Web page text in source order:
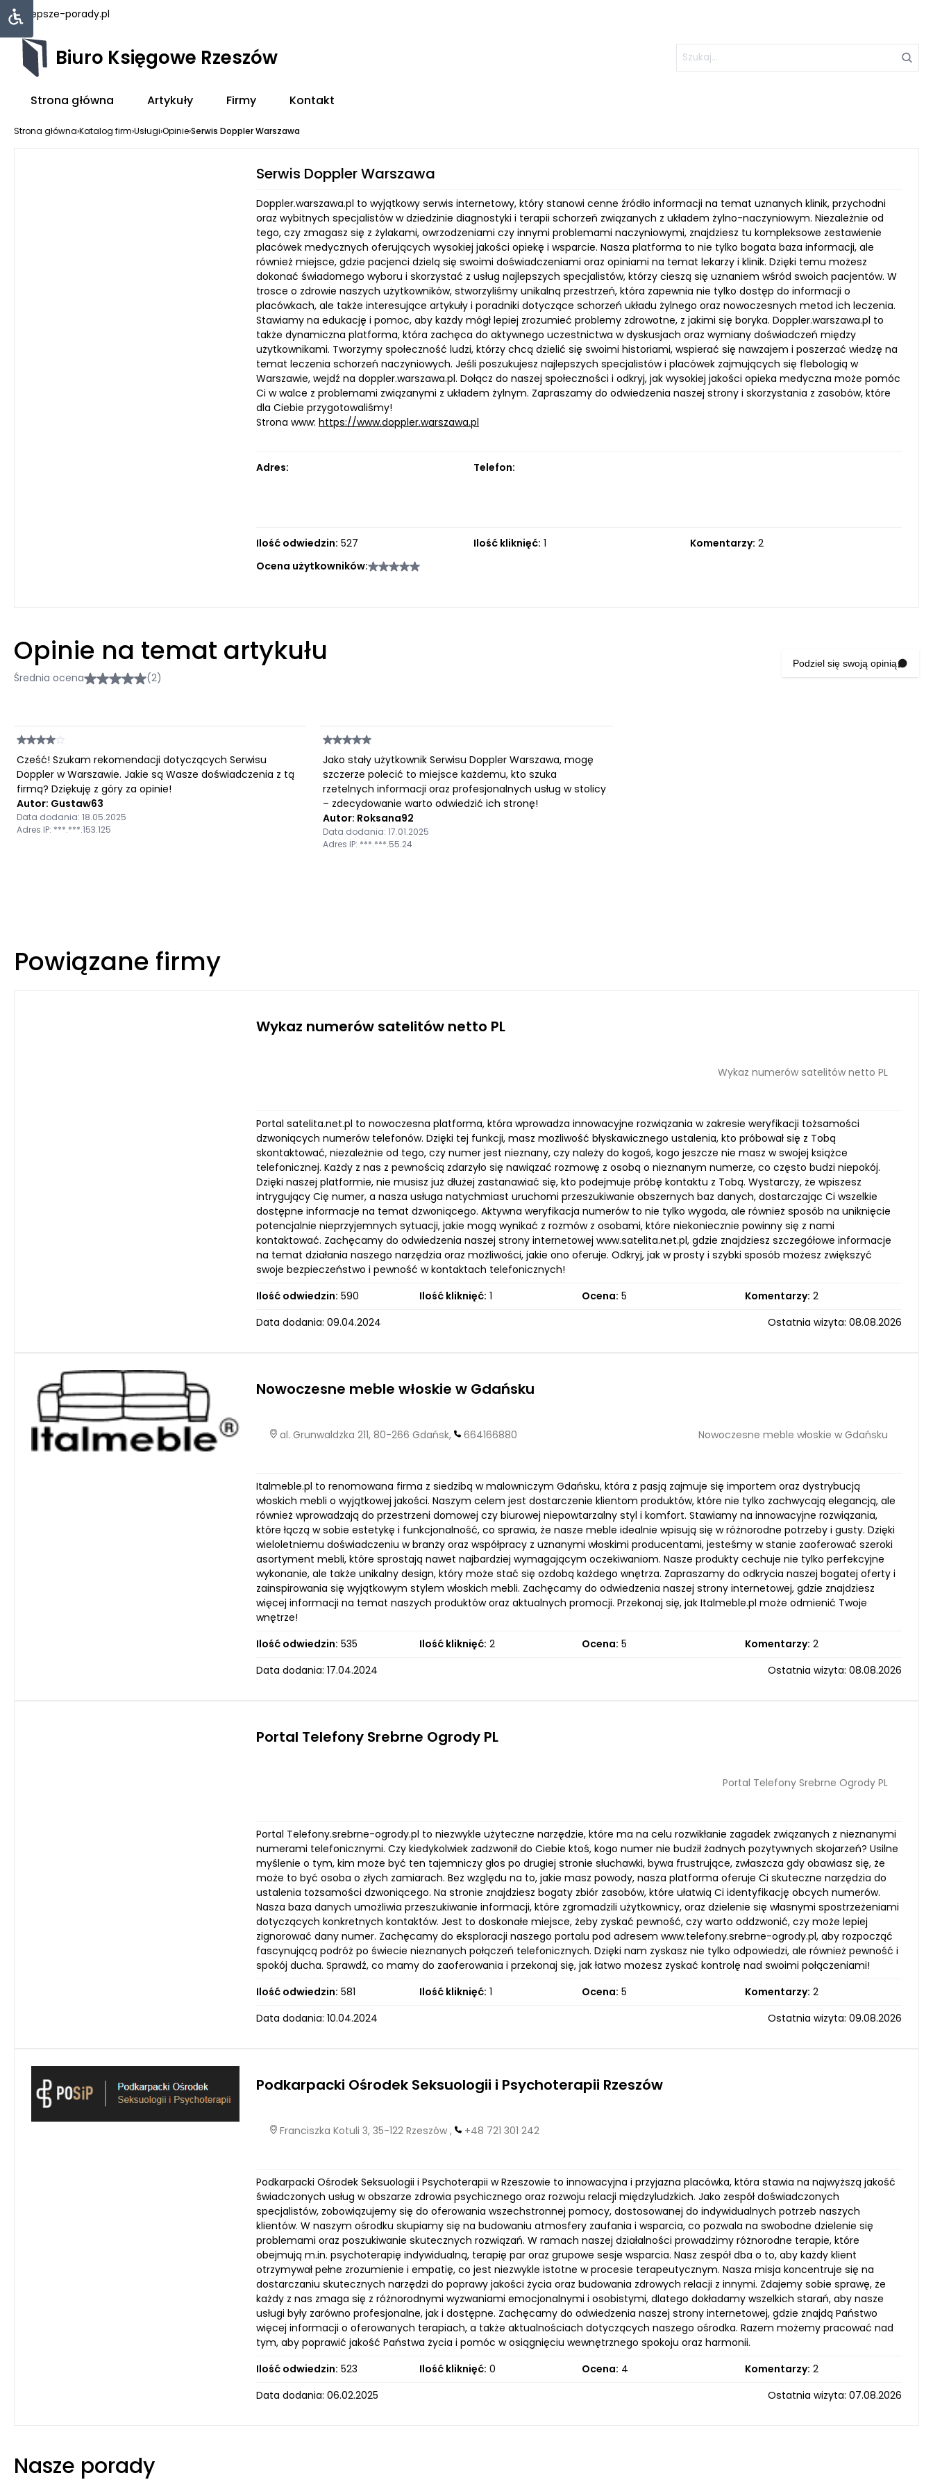
najlepsze-porady.pl
Biuro Księgowe Rzeszów
Strona główna Artykuły Firmy Kontakt
Strona główna›Katalog firm›Usługi›Opinie›Serwis Doppler Warszawa
Serwis Doppler Warszawa
Doppler.warszawa.pl to wyjątkowy serwis internetowy, który stanowi cenne źródło informacji na temat uznanych klinik, przychodni
oraz wybitnych specjalistów w dziedzinie diagnostyki i terapii schorzeń związanych z układem żylno-naczyniowym. Niezależnie od
tego, czy zmagasz się z żylakami, owrzodzeniami czy innymi problemami naczyniowymi, znajdziesz tu kompleksowe zestawienie
placówek medycznych oferujących wysokiej jakości opiekę i wsparcie. Nasza platforma to nie tylko bogata baza informacji, ale
również miejsce, gdzie pacjenci dzielą się swoimi doświadczeniami oraz opiniami na temat lekarzy i klinik. Dzięki temu możesz
dokonać świadomego wyboru i skorzystać z usług najlepszych specjalistów, którzy cieszą się uznaniem wśród swoich pacjentów. W
trosce o zdrowie naszych użytkowników, stworzyliśmy unikalną przestrzeń, która zapewnia nie tylko dostęp do informacji o
placówkach, ale także interesujące artykuły i poradniki dotyczące schorzeń układu żylnego oraz nowoczesnych metod ich leczenia.
Stawiamy na edukację i pomoc, aby każdy mógł lepiej zrozumieć problemy zdrowotne, z jakimi się boryka. Doppler.warszawa.pl to
także dynamiczna platforma, która zachęca do aktywnego uczestnictwa w dyskusjach oraz wymiany doświadczeń między
użytkownikami. Tworzymy społeczność ludzi, którzy chcą dzielić się swoimi historiami, wspierać się nawzajem i poszerzać wiedzę na
temat leczenia schorzeń naczyniowych. Jeśli poszukujesz najlepszych specjalistów i placówek zajmujących się flebologią w
Warszawie, wejdź na doppler.warszawa.pl. Dołącz do naszej społeczności i odkryj, jak wysokiej jakości opieka medyczna może pomóc
Ci w walce z problemami związanymi z układem żylnym. Zapraszamy do odwiedzenia naszej strony i skorzystania z zasobów, które
dla Ciebie przygotowaliśmy!
Strona www: https://www.doppler.warszawa.pl
Adres: Telefon:
Ilość odwiedzin: 527 Ilość kliknięć: 1 Komentarzy: 2
Ocena użytkowników:
Opinie na temat artykułu
Średnia ocena (2)
Podziel się swoją opinią
Cześć! Szukam rekomendacji dotyczących Serwisu
Doppler w Warszawie. Jakie są Wasze doświadczenia z tą
firmą? Dziękuję z góry za opinie!
Autor: Gustaw63
Data dodania: 18.05.2025
Adres IP: ***.***.153.125
Jako stały użytkownik Serwisu Doppler Warszawa, mogę
szczerze polecić to miejsce każdemu, kto szuka
rzetelnych informacji oraz profesjonalnych usług w stolicy
– zdecydowanie warto odwiedzić ich stronę!
Autor: Roksana92
Data dodania: 17.01.2025
Adres IP: ***.***.55.24
Powiązane firmy
Wykaz numerów satelitów netto PL
Wykaz numerów satelitów netto PL
Portal satelita.net.pl to nowoczesna platforma, która wprowadza innowacyjne rozwiązania w zakresie weryfikacji tożsamości
dzwoniących numerów telefonów. Dzięki tej funkcji, masz możliwość błyskawicznego ustalenia, kto próbował się z Tobą
skontaktować, niezależnie od tego, czy numer jest nieznany, czy należy do kogoś, kogo jeszcze nie masz w swojej książce
telefonicznej. Każdy z nas z pewnością zdarzyło się nawiązać rozmowę z osobą o nieznanym numerze, co często budzi niepokój.
Dzięki naszej platformie, nie musisz już dłużej zastanawiać się, kto podejmuje próbę kontaktu z Tobą. Wystarczy, że wpiszesz
intrygujący Cię numer, a nasza usługa natychmiast uruchomi przeszukiwanie obszernych baz danych, dostarczając Ci wszelkie
dostępne informacje na temat dzwoniącego. Aktywna weryfikacja numerów to nie tylko wygoda, ale również sposób na uniknięcie
potencjalnie nieprzyjemnych sytuacji, jakie mogą wynikać z rozmów z osobami, które niekoniecznie powinny się z nami
kontaktować. Zachęcamy do odwiedzenia naszej strony internetowej www.satelita.net.pl, gdzie znajdziesz szczegółowe informacje
na temat działania naszego narzędzia oraz możliwości, jakie ono oferuje. Odkryj, jak w prosty i szybki sposób możesz zwiększyć
swoje bezpieczeństwo i pewność w kontaktach telefonicznych!
Ilość odwiedzin: 590 Ilość kliknięć: 1 Ocena: 5 Komentarzy: 2
Data dodania: 09.04.2024
Ostatnia wizyta: 08.08.2026
Nowoczesne meble włoskie w Gdańsku
al. Grunwaldzka 211, 80-266 Gdańsk, 664166880 Nowoczesne meble włoskie w Gdańsku
Italmeble.pl to renomowana firma z siedzibą w malowniczym Gdańsku, która z pasją zajmuje się importem oraz dystrybucją
włoskich mebli o wyjątkowej jakości. Naszym celem jest dostarczenie klientom produktów, które nie tylko zachwycają elegancją, ale
również wprowadzają do przestrzeni domowej czy biurowej niepowtarzalny styl i komfort. Stawiamy na innowacyjne rozwiązania,
które łączą w sobie estetykę i funkcjonalność, co sprawia, że nasze meble idealnie wpisują się w różnorodne potrzeby i gusty. Dzięki
wieloletniemu doświadczeniu w branży oraz współpracy z uznanymi włoskimi producentami, jesteśmy w stanie zaoferować szeroki
asortyment mebli, które sprostają nawet najbardziej wymagającym oczekiwaniom. Nasze produkty cechuje nie tylko perfekcyjne
wykonanie, ale także unikalny design, który może stać się ozdobą każdego wnętrza. Zapraszamy do odkrycia naszej bogatej oferty i
zainspirowania się wyjątkowym stylem włoskich mebli. Zachęcamy do odwiedzenia naszej strony internetowej, gdzie znajdziesz
więcej informacji na temat naszych produktów oraz aktualnych promocji. Przekonaj się, jak Italmeble.pl może odmienić Twoje
wnętrze!
Ilość odwiedzin: 535 Ilość kliknięć: 2 Ocena: 5 Komentarzy: 2
Data dodania: 17.04.2024
Ostatnia wizyta: 08.08.2026
Portal Telefony Srebrne Ogrody PL
Portal Telefony Srebrne Ogrody PL
Portal Telefony.srebrne-ogrody.pl to niezwykle użyteczne narzędzie, które ma na celu rozwikłanie zagadek związanych z nieznanymi
numerami telefonicznymi. Czy kiedykolwiek zadzwonił do Ciebie ktoś, kogo numer nie budził żadnych pozytywnych skojarzeń? Usilne
myślenie o tym, kim może być ten tajemniczy głos po drugiej stronie słuchawki, bywa frustrujące, zwłaszcza gdy obawiasz się, że
może to być osoba o złych zamiarach. Bez względu na to, jakie masz powody, nasza platforma oferuje Ci skuteczne narzędzia do
ustalenia tożsamości dzwoniącego. Na stronie znajdziesz bogaty zbiór zasobów, które ułatwią Ci identyfikację obcych numerów.
Nasza baza danych umożliwia przeszukiwanie informacji, które zgromadzili użytkownicy, oraz dzielenie się własnymi spostrzeżeniami
dotyczących konkretnych kontaktów. Jest to doskonałe miejsce, żeby zyskać pewność, czy warto oddzwonić, czy może lepiej
zignorować dany numer. Zachęcamy do eksploracji naszego portalu pod adresem www.telefony.srebrne-ogrody.pl, aby rozpocząć
fascynującą podróż po świecie nieznanych połączeń telefonicznych. Dzięki nam zyskasz nie tylko odpowiedzi, ale również pewność i
spokój ducha. Sprawdź, co mamy do zaoferowania i przekonaj się, jak łatwo możesz zyskać kontrolę nad swoimi połączeniami!
Ilość odwiedzin: 581 Ilość kliknięć: 1 Ocena: 5 Komentarzy: 2
Data dodania: 10.04.2024
Ostatnia wizyta: 09.08.2026
Podkarpacki Ośrodek Seksuologii i Psychoterapii Rzeszów
Franciszka Kotuli 3, 35-122 Rzeszów , +48 721 301 242
Podkarpacki Ośrodek Seksuologii i Psychoterapii w Rzeszowie to innowacyjna i przyjazna placówka, która stawia na najwyższą jakość
świadczonych usług w obszarze zdrowia psychicznego oraz rozwoju relacji międzyludzkich. Jako zespół doświadczonych
specjalistów, zobowiązujemy się do oferowania wszechstronnej pomocy, dostosowanej do indywidualnych potrzeb naszych
klientów. W naszym ośrodku skupiamy się na budowaniu atmosfery zaufania i wsparcia, co pozwala na swobodne dzielenie się
problemami oraz poszukiwanie skutecznych rozwiązań. W ramach naszej działalności prowadzimy różnorodne terapie, które
obejmują m.in. psychoterapię indywidualną, terapię par oraz grupowe sesje wsparcia. Nasz zespół dba o to, aby każdy klient
otrzymywał pełne zrozumienie i empatię, co jest niezwykle istotne w procesie terapeutycznym. Nasza misja koncentruje się na
dostarczaniu skutecznych narzędzi do poprawy jakości życia oraz budowania zdrowych relacji z innymi. Zdajemy sobie sprawę, że
każdy z nas zmaga się z różnorodnymi wyzwaniami emocjonalnymi i osobistymi, dlatego dokładamy wszelkich starań, aby nasze
usługi były zarówno profesjonalne, jak i dostępne. Zachęcamy do odwiedzenia naszej strony internetowej, gdzie znajdą Państwo
więcej informacji o oferowanych terapiach, a także aktualnościach dotyczących naszego ośrodka. Razem możemy pracować nad
tym, aby poprawić jakość Państwa życia i pomóc w osiągnięciu wewnętrznego spokoju oraz harmonii.
Ilość odwiedzin: 523 Ilość kliknięć: 0 Ocena: 4 Komentarzy: 2
Data dodania: 06.02.2025
Ostatnia wizyta: 07.08.2026
Nasze porady